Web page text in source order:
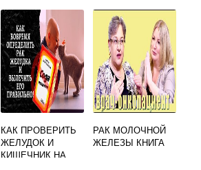
СРОКУ ЖИЗНИ
КАК ПРОВЕРИТЬ
ЖЕЛУДОК И
КИШЕЧНИК НА
РАК МОЛОЧНОЙ
ЖЕЛЕЗЫ КНИГА